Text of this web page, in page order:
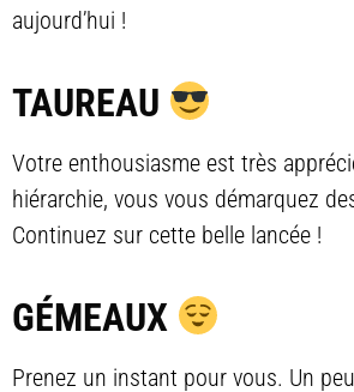
aujourd’hui !
TAUREAU
Votre enthousiasme est très
hiérarchie, vous vous démarquez
Continuez sur cette belle lancée !
GÉMEAUX
Prenez un instant pour vous. Un